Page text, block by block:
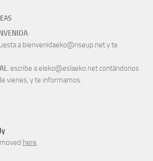
:
a bienvenidaeko@riseup.net y te
: escribe a eleko@eslaeko.net contándonos
vienes, y te informamos.
here.